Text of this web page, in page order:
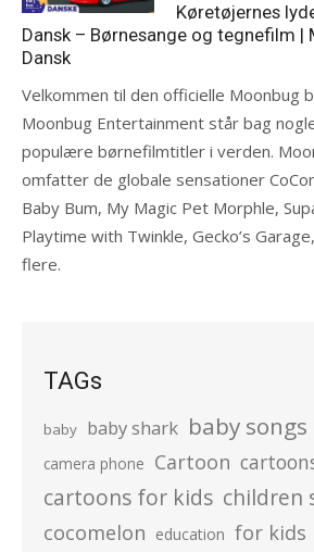
Køretøjernes
Dansk – Børnesange og tegnefilm |
Dansk
Velkommen til den officielle Moonbug
Moonbug Entertainment står bag
populære børnefilmtitler i verden.
omfatter de globale sensationer
Baby Bum, My Magic Pet Morphle,
Playtime with Twinkle, Gecko’s
flere.
TAGs
baby baby shark baby songs
camera phone Cartoon
cartoons for kids children
cocomelon education for kids